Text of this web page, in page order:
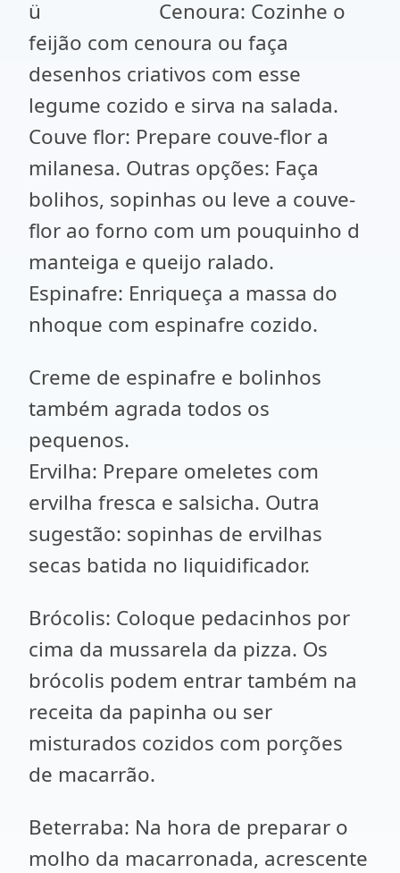
ü Cenoura: Cozinhe o
feijão com cenoura ou faça
desenhos criativos com esse
legume cozido e sirva na salada.
Couve flor: Prepare couve-flor a
milanesa. Outras opções: Faça
bolihos, sopinhas ou leve a couve-
flor ao forno com um pouquinho d
manteiga e queijo ralado.
Espinafre: Enriqueça a massa do
nhoque com espinafre cozido.
Creme de espinafre e bolinhos
também agrada todos os
pequenos.
Ervilha: Prepare omeletes com
ervilha fresca e salsicha. Outra
sugestão: sopinhas de ervilhas
secas batida no liquidificador.
Brócolis: Coloque pedacinhos por
cima da mussarela da pizza. Os
brócolis podem entrar também na
receita da papinha ou ser
misturados cozidos com porções
de macarrão.
Beterraba: Na hora de preparar o
molho da macarronada, acrescente